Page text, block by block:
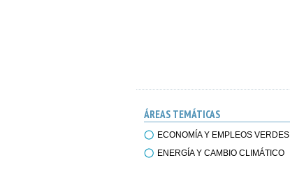
ÁREAS TEMÁTICAS
ECONOMÍA Y EMPLEOS VERDES
ENERGÍA Y CAMBIO CLIMÁTICO